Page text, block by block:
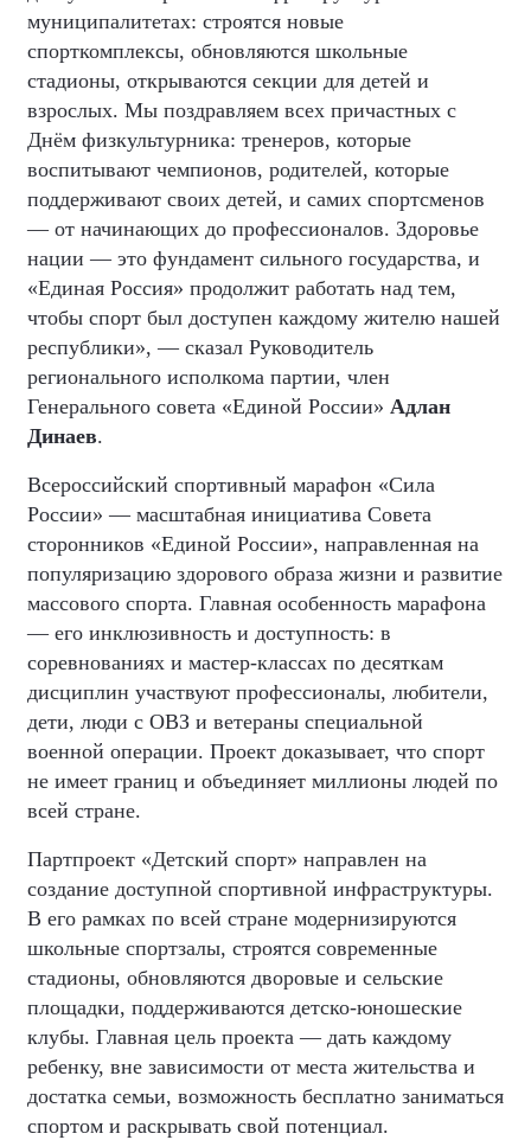
муниципалитетах: строятся новые
спорткомплексы, обновляются школьные
стадионы, открываются секции для детей и
взрослых. Мы поздравляем всех причастных с
Днём физкультурника: тренеров, которые
воспитывают чемпионов, родителей, которые
поддерживают своих детей, и самих спортсменов
— от начинающих до профессионалов. Здоровье
нации — это фундамент сильного государства, и
«Единая Россия» продолжит работать над тем,
чтобы спорт был доступен каждому жителю нашей
республики», — сказал Руководитель
регионального исполкома партии, член
Генерального совета «Единой России» Адлан
Динаев.
Всероссийский спортивный марафон «Сила
России» — масштабная инициатива Совета
сторонников «Единой России», направленная на
популяризацию здорового образа жизни и развитие
массового спорта. Главная особенность марафона
— его инклюзивность и доступность: в
соревнованиях и мастер-классах по десяткам
дисциплин участвуют профессионалы, любители,
дети, люди с ОВЗ и ветераны специальной
военной операции. Проект доказывает, что спорт
не имеет границ и объединяет миллионы людей по
всей стране.
Партпроект «Детский спорт» направлен на
создание доступной спортивной инфраструктуры.
В его рамках по всей стране модернизируются
школьные спортзалы, строятся современные
стадионы, обновляются дворовые и сельские
площадки, поддерживаются детско-юношеские
клубы. Главная цель проекта — дать каждому
ребенку, вне зависимости от места жительства и
достатка семьи, возможность бесплатно заниматься
спортом и раскрывать свой потенциал.